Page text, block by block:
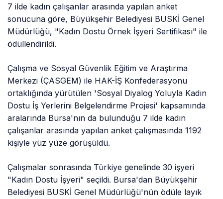
7 ilde kadın çalışanlar arasında yapılan anket
sonucuna göre, Büyükşehir Belediyesi BUSKİ Genel
Müdürlüğü, "Kadın Dostu Örnek İşyeri Sertifikası" ile
ödüllendirildi.
Çalışma ve Sosyal Güvenlik Eğitim ve Araştırma
Merkezi (ÇASGEM) ile HAK-İŞ Konfederasyonu
ortaklığında yürütülen 'Sosyal Diyalog Yoluyla Kadın
Dostu İş Yerlerini Belgelendirme Projesi' kapsamında
aralarında Bursa'nın da bulunduğu 7 ilde kadın
çalışanlar arasında yapılan anket çalışmasında 1192
kişiyle yüz yüze görüşüldü.
Çalışmalar sonrasında Türkiye genelinde 30 işyeri
"Kadın Dostu İşyeri" seçildi. Bursa'dan Büyükşehir
Belediyesi BUSKİ Genel Müdürlüğü'nün ödüle layık